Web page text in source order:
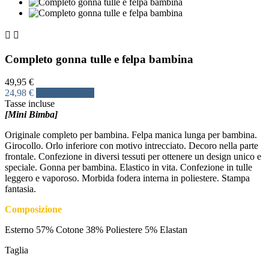
 
Completo gonna tulle e felpa bambina
49,95 €
24,98 €
Tasse incluse
[Mini Bimba]
Originale completo per bambina. Felpa manica lunga per bambina.
Girocollo. Orlo inferiore con motivo intrecciato. Decoro nella parte
frontale. Confezione in diversi tessuti per ottenere un design unico e
speciale. Gonna per bambina. Elastico in vita. Confezione in tulle
leggero e vaporoso. Morbida fodera interna in poliestere. Stampa
fantasia.
Composizione
Esterno 57% Cotone 38% Poliestere 5% Elastan
Taglia